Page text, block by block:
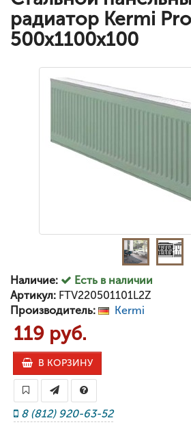
радиатор Kermi
500x1100x100
Наличие:
Есть в наличии
Артикул: FTV220501101L2Z
Производитель:
Kermi
119 руб.
В КОРЗИНУ
8 (812) 920-63-52